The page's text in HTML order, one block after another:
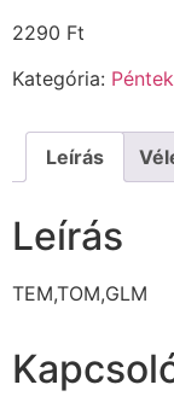
2290 Ft
Kategória:
Leírás
Leírás
TEM,TOM,GLM